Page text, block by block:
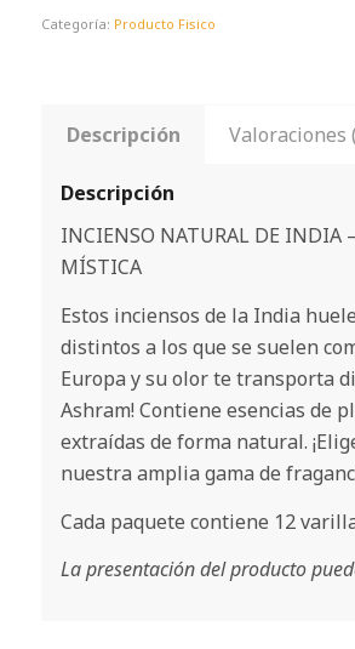
Categoría: Producto Fisico
Descripción Valoraciones
Descripción
INCIENSO NATURAL DE INDIA
MÍSTICA
Estos inciensos de la India
distintos a los que se suelen
Europa y su olor te transporta
Ashram! Contiene esencias de
extraídas de forma natural.
nuestra amplia gama de
Cada paquete contiene 12
La presentación del producto